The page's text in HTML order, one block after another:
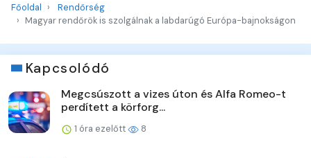
Főoldal
Rendőrség
Magyar rendőrök is szolgálnak a labdarúgó Európa-bajnokságon
Kapcsolódó
Megcsúszott a vizes úton és Alfa Romeo-t
perdített a körforg...
1 óra ezelőtt 8